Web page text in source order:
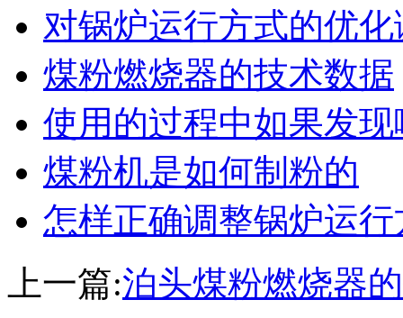
对锅炉运行方式的优
煤粉燃烧器的技术数据
使用的过程中如果发
煤粉机是如何制粉的
怎样正确调整锅炉运行
上一篇:泊头煤粉燃烧器